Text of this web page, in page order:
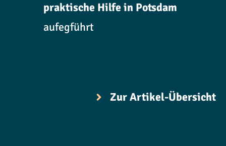
praktische Hilfe in Potsdam
aufegführt
Zur Artikel-Übersicht